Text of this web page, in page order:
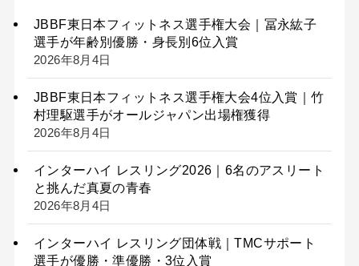
JBBF東日本フィットネス選手権大会｜冨永紘子
選手が年齢別優勝・身長別6位入賞
2026年8月4日
JBBF東日本フィットネス選手権大会4位入賞｜竹
村理駆選手がオールジャパン出場権獲得
2026年8月4日
インターハイ レスリング2026｜6名のアスリート
と挑んだ真夏の青春
2026年8月4日
インターハイ レスリング団体戦｜TMCサポート
選手が優勝・準優勝・3位入賞